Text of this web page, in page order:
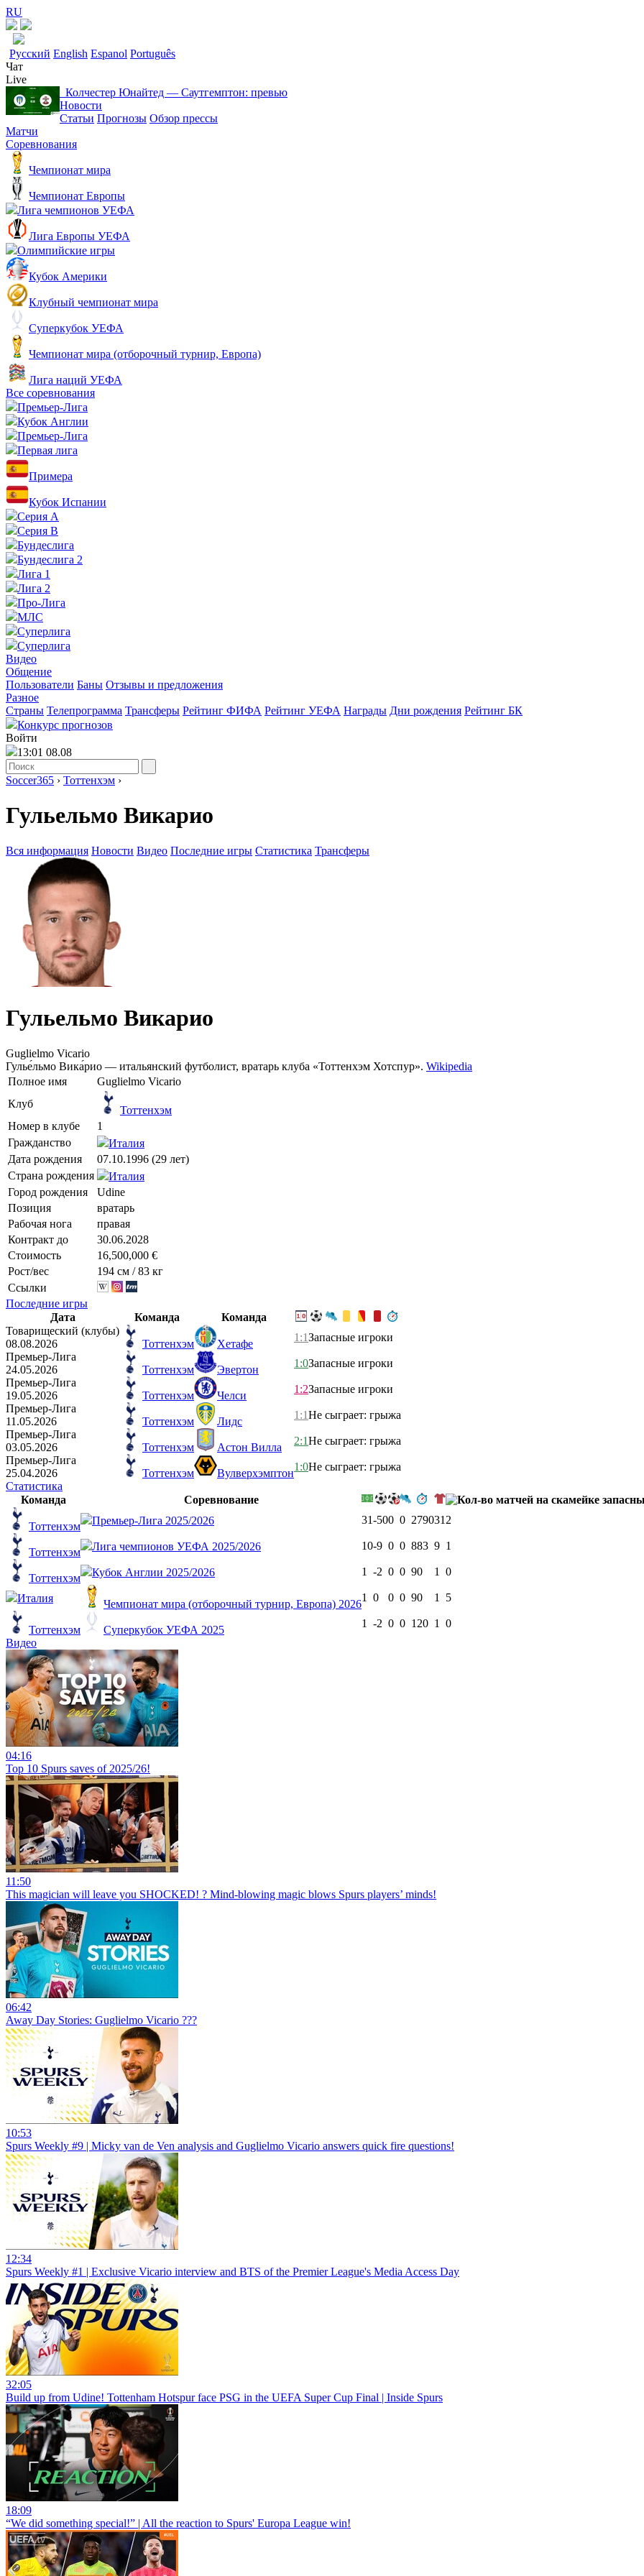
RU
Русский English Espanol Português
Чат
Live
Колчестер Юнайтед ― Саутгемптон: превью
Новости
Статьи Прогнозы Обзор прессы
Матчи
Соревнования
Чемпионат мира
Чемпионат Европы
Лига чемпионов УЕФА
Лига Европы УЕФА
Олимпийские игры
Кубок Америки
Клубный чемпионат мира
Суперкубок УЕФА
Чемпионат мира (отборочный турнир, Европа)
Лига наций УЕФА
Все соревнования
Премьер-Лига
Кубок Англии
Премьер-Лига
Первая лига
Примера
Кубок Испании
Серия А
Серия B
Бундеслига
Бундеслига 2
Лига 1
Лига 2
Про-Лига
МЛС
Суперлига
Суперлига
Видео
Общение
Пользователи Баны Отзывы и предложения
Разное
Страны Телепрограмма Трансферы Рейтинг ФИФА Рейтинг УЕФА Награды Дни рождения Рейтинг БК
Конкурс прогнозов
Войти
13:01 08.08
Soccer365 › Тоттенхэм ›
Гульельмо Викарио
Вся информация Новости Видео Последние игры Статистика Трансферы
Гульельмо Викарио
Guglielmo Vicario
Гулье́льмо Вика́рио — итальянский футболист, вратарь клуба «Тоттенхэм Хотспур». Wikipedia
Полное имя
Guglielmo Vicario
Клуб
Тоттенхэм
Номер в клубе
1
Гражданство
Италия
Дата рождения
07.10.1996 (29 лет)
Страна рождения
Италия
Город рождения
Udine
Позиция
вратарь
Рабочая нога
правая
Контракт до
30.06.2028
Стоимость
16,500,000 €
Рост/вес
194 см / 83 кг
Ссылки
Последние игры
Дата
Команда
Команда
Товарищеский (клубы)
08.08.2026
Тоттенхэм Хетафе
1:1Запасные игроки
Премьер-Лига
24.05.2026
Тоттенхэм Эвертон
1:0Запасные игроки
Премьер-Лига
19.05.2026
Тоттенхэм Челси
1:2Запасные игроки
Премьер-Лига
11.05.2026
Тоттенхэм Лидс
1:1Не сыграет: грыжа
Премьер-Лига
03.05.2026
Тоттенхэм Астон Вилла
2:1Не сыграет: грыжа
Премьер-Лига
25.04.2026
Тоттенхэм Вулверхэмптон
1:0Не сыграет: грыжа
Статистика
Команда
Соревнование
Тоттенхэм Премьер-Лига 2025/2026 31-500 0 279031 2
Тоттенхэм Лига чемпионов УЕФА 2025/2026 10-9 0 0 883 9 1
Тоттенхэм Кубок Англии 2025/2026 1 -2 0 0 90 1 0
Италия Чемпионат мира (отборочный турнир, Европа) 2026
1 0 0 0 90 1 5
Тоттенхэм Суперкубок УЕФА 2025
1 -2 0 0 120 1 0
Видео
04:16
Top 10 Spurs saves of 2025/26!
11:50
This magician will leave you SHOCKED! ? Mind-blowing magic blows Spurs players’ minds!
06:42
Away Day Stories: Guglielmo Vicario ???
10:53
Spurs Weekly #9 | Micky van de Ven analysis and Guglielmo Vicario answers quick fire questions!
12:34
Spurs Weekly #1 | Exclusive Vicario interview and BTS of the Premier League's Media Access Day
32:05
Build up from Udine! Tottenham Hotspur face PSG in the UEFA Super Cup Final | Inside Spurs
18:09
“We did something special!” | All the reaction to Spurs' Europa League win!